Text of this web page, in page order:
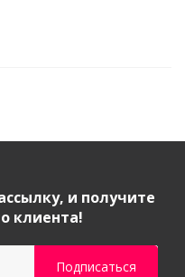
и получите
клиента!